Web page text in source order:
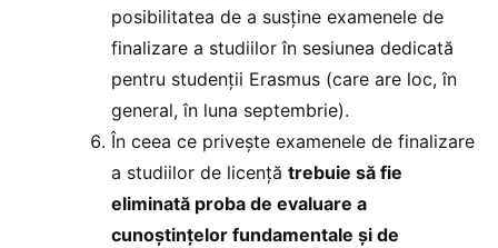
posibilitatea de a susține examenele de
finalizare a studiilor în sesiunea dedicată
pentru studenții Erasmus (care are loc, în
general, în luna septembrie).
În ceea ce priveşte examenele de finalizare
a studiilor de licenţă trebuie să fie
eliminată proba de evaluare a
cunoștințelor fundamentale și de